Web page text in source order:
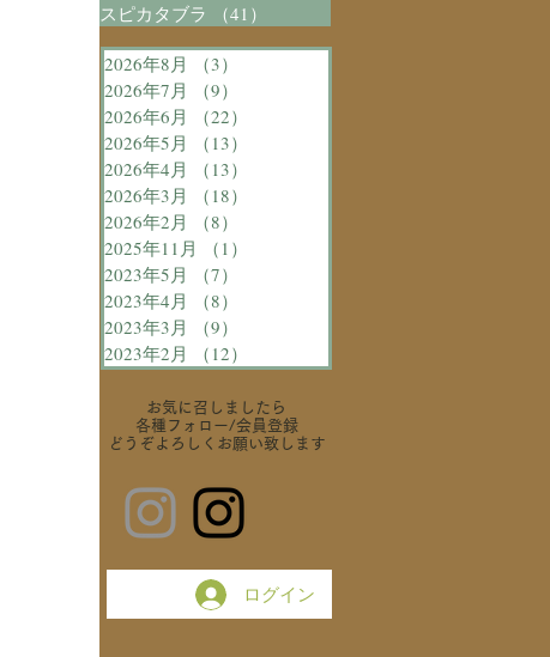
スピカタブラ
（41）
2026年8月 （3）
2026年7月
（9）
2026年6月
（22）
2026年5月
（13）
2026年4月
（13）
2026年3月
（18）
2026年2月
（8）
2025年11月
（1）
2023年5月
（7）
2023年4月
（8）
2023年3月
（9）
2023年2月
（12）
お気に召しましたら
各種フォロー/会員登録
どうぞよろしくお願い致します
ログイン